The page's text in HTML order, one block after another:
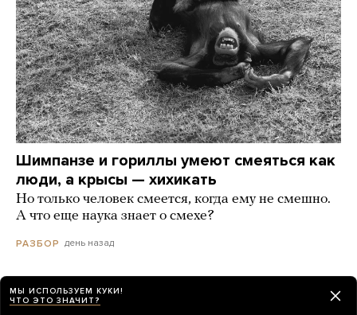
Шимпанзе и гориллы умеют смеяться как
люди, а крысы — хихикать
Но только человек смеется, когда ему не смешно.
А что еще наука знает о смехе?
РАЗБОР день назад
МЫ ИСПОЛЬЗУЕМ КУКИ!
ЧТО ЭТО ЗНАЧИТ?